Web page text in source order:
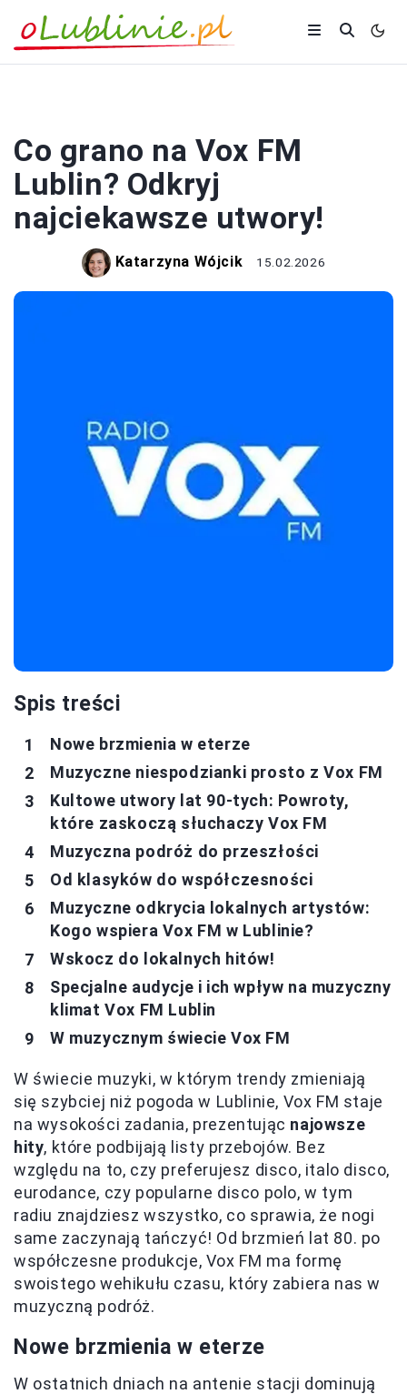
Co grano na Vox FM
Lublin? Odkryj
najciekawsze utwory!
Katarzyna Wójcik 15.02.2026
Spis treści
Nowe brzmienia w eterze
Muzyczne niespodzianki prosto z Vox FM
Kultowe utwory lat 90-tych: Powroty,
które zaskoczą słuchaczy Vox FM
Muzyczna podróż do przeszłości
Od klasyków do współczesności
Muzyczne odkrycia lokalnych artystów:
Kogo wspiera Vox FM w Lublinie?
Wskocz do lokalnych hitów!
Specjalne audycje i ich wpływ na muzyczny
klimat Vox FM Lublin
W muzycznym świecie Vox FM
W świecie muzyki, w którym trendy zmieniają
się szybciej niż pogoda w Lublinie, Vox FM staje
na wysokości zadania, prezentując najowsze
hity, które podbijają listy przebojów. Bez
względu na to, czy preferujesz disco, italo disco,
eurodance, czy popularne disco polo, w tym
radiu znajdziesz wszystko, co sprawia, że nogi
same zaczynają tańczyć! Od brzmień lat 80. po
współczesne produkcje, Vox FM ma formę
swoistego wehikułu czasu, który zabiera nas w
muzyczną podróż.
Nowe brzmienia w eterze
W ostatnich dniach na antenie stacji dominują